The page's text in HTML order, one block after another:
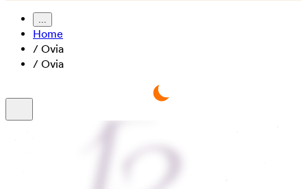
...
Home
/ Ovia
/ Ovia